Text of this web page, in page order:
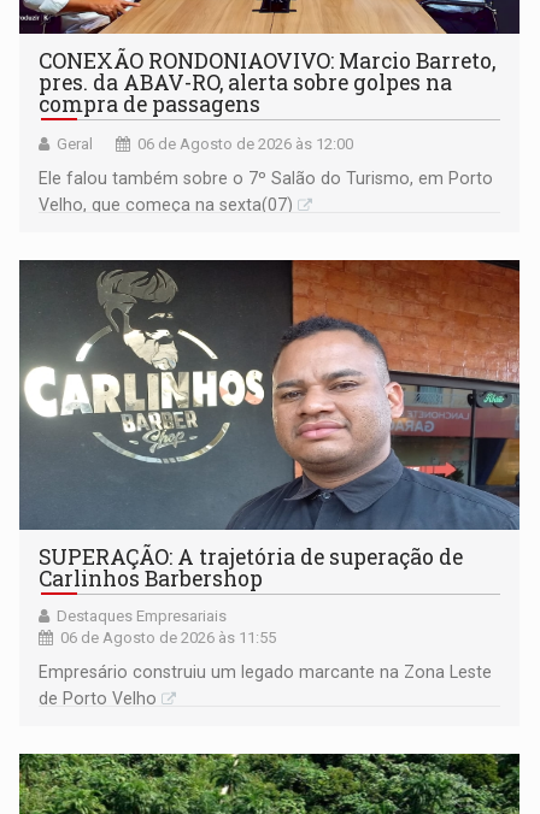
CONEXÃO RONDONIAOVIVO: Marcio Barreto,
pres. da ABAV-RO, alerta sobre golpes na
compra de passagens
Geral 06 de Agosto de 2026 às 12:00
Ele falou também sobre o 7º Salão do Turismo, em Porto
Velho, que começa na sexta(07)
SUPERAÇÃO: A trajetória de superação de
Carlinhos Barbershop
Destaques Empresariais
06 de Agosto de 2026 às 11:55
Empresário construiu um legado marcante na Zona Leste
de Porto Velho